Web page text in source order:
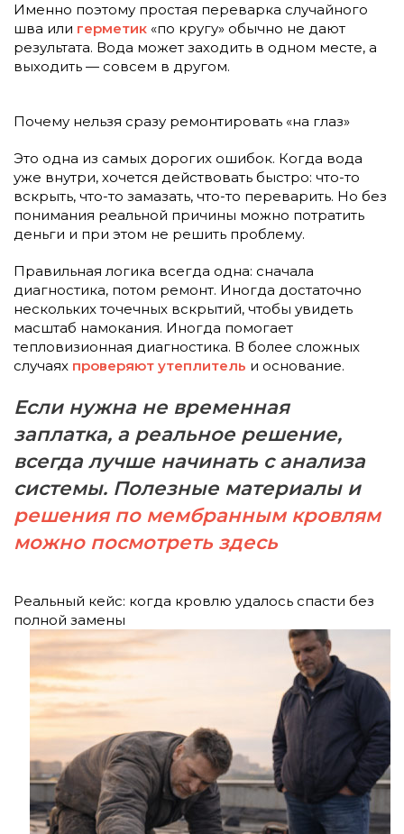
Именно поэтому простая переварка случайного
шва или герметик «по кругу» обычно не дают
результата. Вода может заходить в одном месте, а
выходить — совсем в другом.
Почему нельзя сразу ремонтировать «на глаз»
Это одна из самых дорогих ошибок. Когда вода
уже внутри, хочется действовать быстро: что-то
вскрыть, что-то замазать, что-то переварить. Но без
понимания реальной причины можно потратить
деньги и при этом не решить проблему.
Правильная логика всегда одна: сначала
диагностика, потом ремонт. Иногда достаточно
нескольких точечных вскрытий, чтобы увидеть
масштаб намокания. Иногда помогает
тепловизионная диагностика. В более сложных
случаях проверяют утеплитель и основание.
Если нужна не временная
заплатка, а реальное решение,
всегда лучше начинать с анализа
системы. Полезные материалы и
решения по мембранным кровлям
можно посмотреть здесь
Реальный кейс: когда кровлю удалось спасти без
полной замены